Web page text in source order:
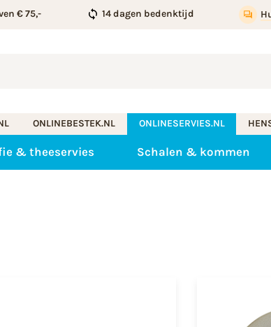
€ 75,- 14 dagen bedenktijd
ONLINEBESTEK.NL ONLINESERVIES.NL
& theeservies Schalen & kommen